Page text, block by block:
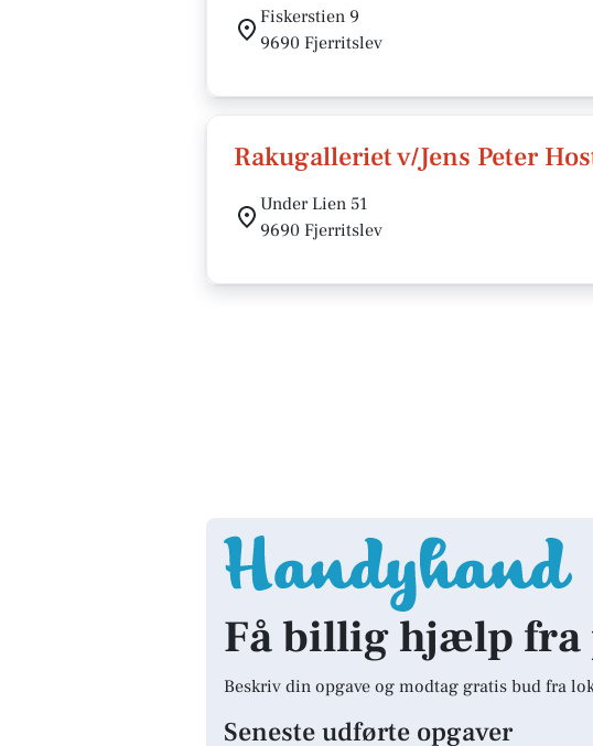
Fiskerstien 9
9690 Fjerritslev
Rakugalleriet v/Jens Peter
Under Lien 51
9690 Fjerritslev
Få billig hjælp
Beskriv din opgave og modtag gratis bud fra
Seneste udførte opgaver